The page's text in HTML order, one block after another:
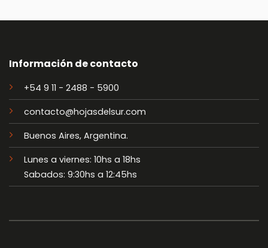
Información de contacto
+54 9 11 - 2488 - 5900
contacto@hojasdelsur.com
Buenos Aires, Argentina.
Lunes a viernes: 10hs a 18hs
Sabados: 9:30hs a 12:45hs